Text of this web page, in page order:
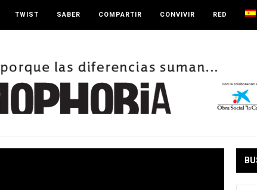
TWIST SABER COMPARTIR CONVIVIR RED